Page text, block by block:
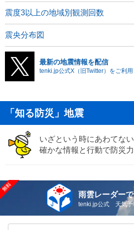
震度3以上の地域別観測回数
震央分布図
最新の地震情報を配信
tenki.jp公式X（旧Twitter）をご利用
「知る防災」地震
いざという時にあわてな
確かな情報と行動で防災
雨雲レーダーで
tenki.jp公式 天気予